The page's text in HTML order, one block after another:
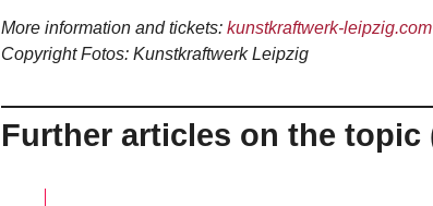
More information and tickets: kunstkraftwerk-leipzig.com
Copyright Fotos: Kunstkraftwerk Leipzig
Further articles on the topic